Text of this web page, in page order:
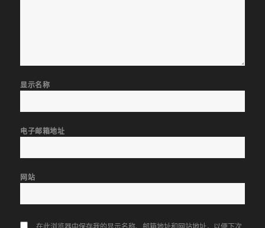
显示名称
电子邮箱地址
网站